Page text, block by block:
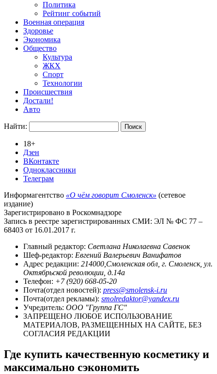
Политика
Рейтинг событий
Военная операция
Здоровье
Экономика
Общество
Культура
ЖКХ
Спорт
Технологии
Происшествия
Достали!
Авто
Найти:
18+
Дзен
ВКонтакте
Одноклассники
Телеграм
Информагентство «О чём говорит Смоленск» (сетевое
издание)
Зарегистрировано в Роскомнадзоре
Запись в реестре зарегистрированных СМИ: ЭЛ № ФС 77 –
68403 от 16.01.2017 г.
Главный редактор: Светлана Николаевна Савенок
Шеф-редактор: Евгений Валерьевич Ванифатов
Адрес редакции: 214000,Смоленская обл, г. Смоленск, ул.
Октябрьской революции, д.14а
Телефон: +7 (920) 668-05-20
Почта(отдел новостей): press@smolensk-i.ru
Почта(отдел рекламы): smolredaktor@yandex.ru
Учредитель: ООО "Группа ГС"
ЗАПРЕЩЕНО ЛЮБОЕ ИСПОЛЬЗОВАНИЕ
МАТЕРИАЛОВ, РАЗМЕЩЕННЫХ НА САЙТЕ, БЕЗ
СОГЛАСИЯ РЕДАКЦИИ
Где купить качественную косметику и
максимально сэкономить